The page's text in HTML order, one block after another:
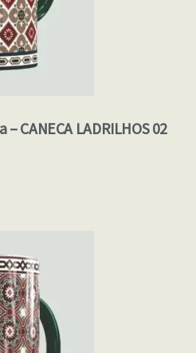
CANECA LADRILHOS 02